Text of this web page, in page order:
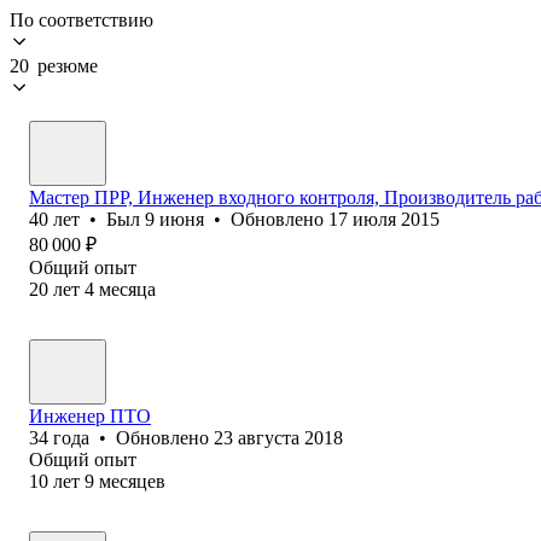
По соответствию
20 резюме
Мастер ПРР, Инженер входного контроля, Производитель
40 лет • Был 9 июня • Обновлено 17 июля 2015
80 000 ₽
Общий опыт
20 лет 4 месяца
Инженер ПТО
34 года • Обновлено 23 августа 2018
Общий опыт
10 лет 9 месяцев